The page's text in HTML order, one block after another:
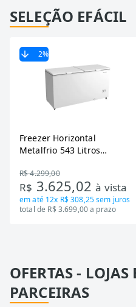
SELEÇÃO EFÁCIL
2%
Freezer Horizontal
Metalfrio 543 Litros
Tecnologia Inverter, Branco,
Bivolt
R$ 4.299,00
R$ 3.625,02à vista
em até 12x R$ 308,25sem juros
total de R$ 3.699,00 a prazo
OFERTAS - LOJAS
PARCEIRAS